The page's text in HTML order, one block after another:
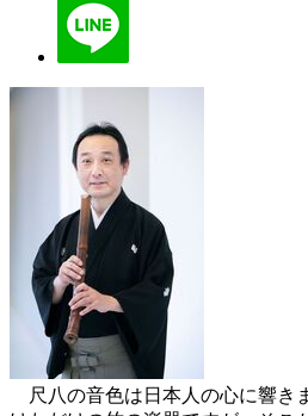
尺八の音色は日本人の心に響き